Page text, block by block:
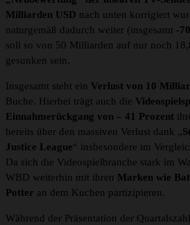
Milliarden USD nach unten korrigiert
naturgemäß dadurch weiter (insgesamt -
soll so von 50 Milliarden auf nur noch
gesunken sein.
Insgesamt steht ein Verlust von 10
Buche. Hierbei trägt auch die
Einnahmerückgang von – 41 Prozent
bereits über den massiven Verlust dank „
Justice League“ insbesondere im
Da sich die Videospielbranche stark im
WBD weiterhin mit ihren Marken wie
Potter an dem Kuchen partizipieren.
Während der Präsentation der